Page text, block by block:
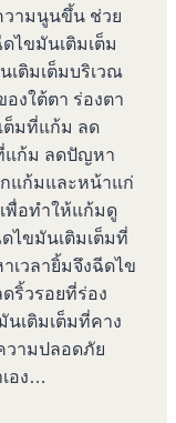
วามนูนขึ้น ช่วย
ไขมันเติมเต็ม
เติมเต็มบริเวณ
งใต้ตา ร่องตา
ต็มที่แก้ม ลด
แก้ม ลดปัญหา
แก้มและหน้าแก่
พื่อทำให้แก้มดู
ไขมันเติมเต็มที่
เวลายิ้มจึงฉีดไข
ริ้วรอยที่ร่อง
เติมเต็มที่คาง
วามปลอดภัย
เอง…